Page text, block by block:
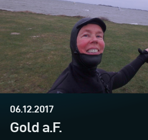
06.12.2017
Gold a.F.